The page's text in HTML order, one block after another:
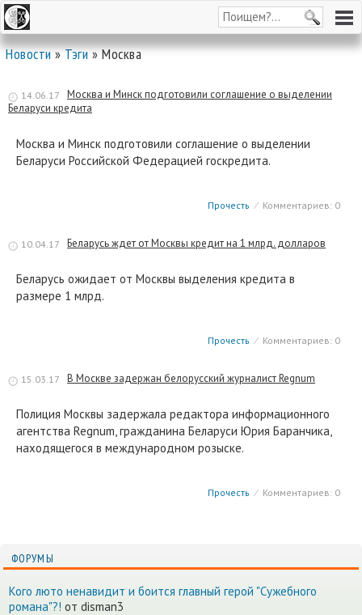
Новости»Тэги» Москва
14.06.17
Москва и Минск подготовили соглашение о выделении
Беларуси кредита
Москва и Минск подготовили соглашение о выделении
Беларуси Российской Федерацией госкредита.
Прочесть ⁄ Комментариев: 0
10.04.17 Беларусь ждет от Москвы кредит на 1 млрд. долларов
Беларусь ожидает от Москвы выделения кредита в
размере 1 млрд.
Прочесть ⁄ Комментариев: 0
15.03.17 В Москве задержан белорусский журналист Regnum
Полиция Москвы задержала редактора информационного
агентства Regnum, гражданина Беларуси Юрия Баранчика,
находящегося в международном розыске.
Прочесть ⁄ Комментариев: 0
ФОРУМЫ
Кого люто ненавидит и боится главный герой "Сужебного
романа"?! от disman3